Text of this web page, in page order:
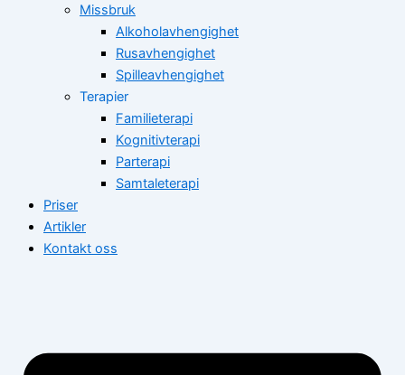
Missbruk
Alkoholavhengighet
Rusavhengighet
Spilleavhengighet
Terapier
Familieterapi
Kognitivterapi
Parterapi
Samtaleterapi
Priser
Artikler
Kontakt oss